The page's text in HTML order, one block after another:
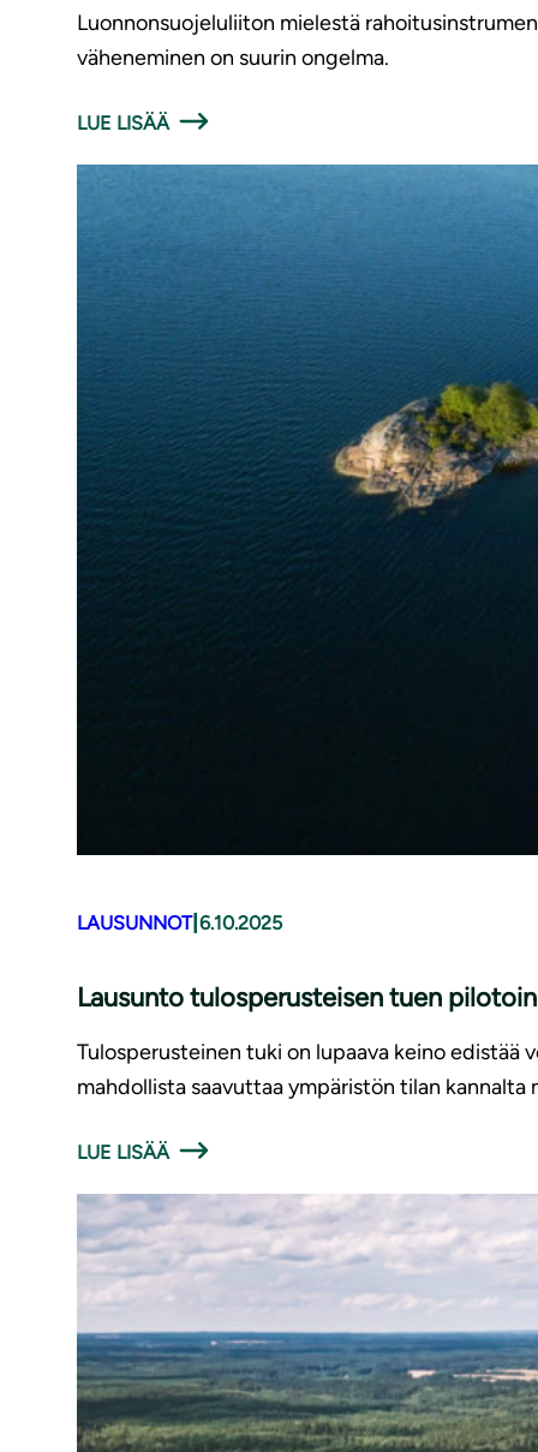
Luonnonsuojeluliiton mielestä
väheneminen on suurin ongelma.
LUE LISÄÄ
LAUSUNNOT| 6.10.2025
Lausunto tulosperusteisen tuen
Tulosperusteinen tuki on lupaava keino
mahdollista saavuttaa ympäristön tilan kannalta
LUE LISÄÄ